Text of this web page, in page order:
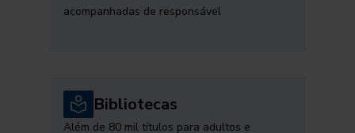
acompanhadas de responsável
Bibliotecas
Além de 80 mil títulos para adultos e